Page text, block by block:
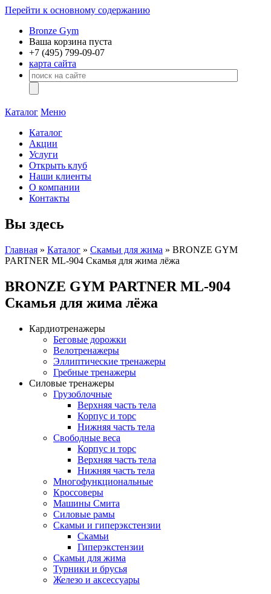
Перейти к основному содержанию
Bronze Gym
Ваша корзина пуста
+7 (495) 799-09-07
карта сайта
Каталог Меню
Каталог
Акции
Услуги
Открыть клуб
Наши клиенты
О компании
Контакты
Вы здесь
Главная » Каталог » Скамьи для жима » BRONZE GYM
PARTNER ML-904 Скамья для жима лёжа
BRONZE GYM PARTNER ML-904
Скамья для жима лёжа
Кардиотренажеры
Беговые дорожки
Велотренажеры
Эллиптические тренажеры
Гребные тренажеры
Силовые тренажеры
Грузоблочные
Верхняя часть тела
Корпус и торс
Нижняя часть тела
Свободные веса
Корпус и торс
Верхняя часть тела
Нижняя часть тела
Многофункциональные
Кроссоверы
Машины Смита
Силовые рамы
Скамьи и гиперэкстензии
Скамьи
Гиперэкстензии
Скамьи для жима
Турники и брусья
Железо и аксессуары